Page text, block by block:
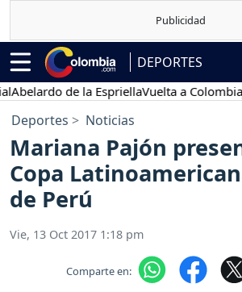
DEPORTES
de la EspriellaVuelta a Colombia
Deportes Noticias
Mariana Pajón
Copa
de Perú
Vie, 13 Oct 2017 1:18 pm
Comparte en: